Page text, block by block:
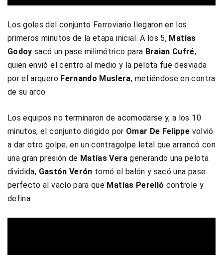
Los goles del conjunto Ferroviario llegaron en los
primeros minutos de la etapa inicial. A los 5, Matías
Godoy sacó un pase milimétrico para Braian Cufré,
quien envió el centro al medio y la pelota fue desviada
por el arquero Fernando Muslera, metiéndose en contra
de su arco.
Los equipos no terminaron de acomodarse y, a los 10
minutos, el conjunto dirigido por Omar De Felippe volvió
a dar otro golpe; en un contragolpe letal que arrancó con
una gran presión de Matías Vera generando una pelota
dividida, Gastón Verón tomó el balón y sacó una pase
perfecto al vacío para que Matías Perelló controle y
defina.